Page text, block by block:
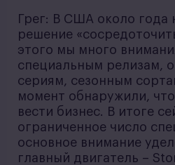
Грег: В США около года
решение
этого мы много
специальным релизам,
сериям, сезонным
момент обнаружили,
вести бизнес. В итоге
ограниченное число
основное внимание
главный двигатель –